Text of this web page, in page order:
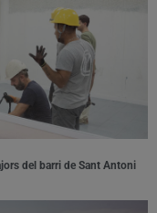
del barri de Sant Antoni